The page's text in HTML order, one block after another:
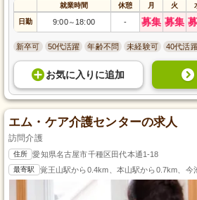
就業時間 休憩 月 火
日勤 9:00～ 18:00 - 募集 募集
新卒可 50代活躍 年齢不問 未経験可 40代活
お気に入り に追加
エム・ケア介護センターの求人
訪問介護
住所 愛知県名古屋市千種区田代本通1-18
最寄駅 覚王山駅から0.4km、本山駅から0.7km、今